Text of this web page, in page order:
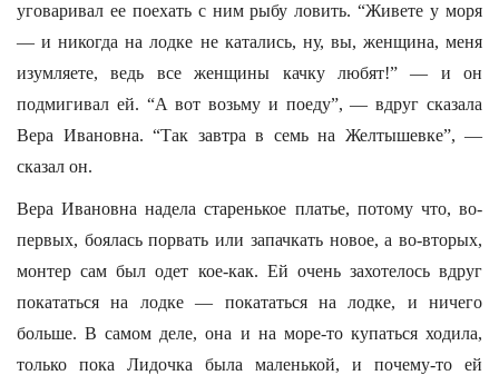
уговаривал ее поехать с ним рыбу ловить. “Живете у моря
— и никогда на лодке не катались, ну, вы, женщина, меня
изумляете, ведь все женщины качку любят!” — и он
подмигивал ей. “А вот возьму и поеду”, — вдруг сказала
Вера Ивановна. “Так завтра в семь на Желтышевке”, —
сказал он.
Вера Ивановна надела старенькое платье, потому что, во-
первых, боялась порвать или запачкать новое, а во-вторых,
монтер сам был одет кое-как. Ей очень захотелось вдруг
покататься на лодке — покататься на лодке, и ничего
больше. В самом деле, она и на море-то купаться ходила,
только пока Лидочка была маленькой, и почему-то ей